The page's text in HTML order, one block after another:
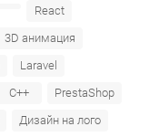
React
3D анимация
Laravel
C++
PrestaShop
Дизайн на лого